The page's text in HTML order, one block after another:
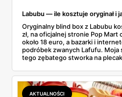
Labubu — ile kosztuje oryginał i
Oryginalny blind box z Labubu
zł, na oficjalnej stronie Pop Mart
około 18 euro, a bazarki i
podróbek zwanych Lafufu. Moja
tego zębatego stworka na
kosztuje i po czym poznać, że
podróbki. Spisałam wszystko,
łącznie z jedną wpadką, o której
AKTUALNOŚCI